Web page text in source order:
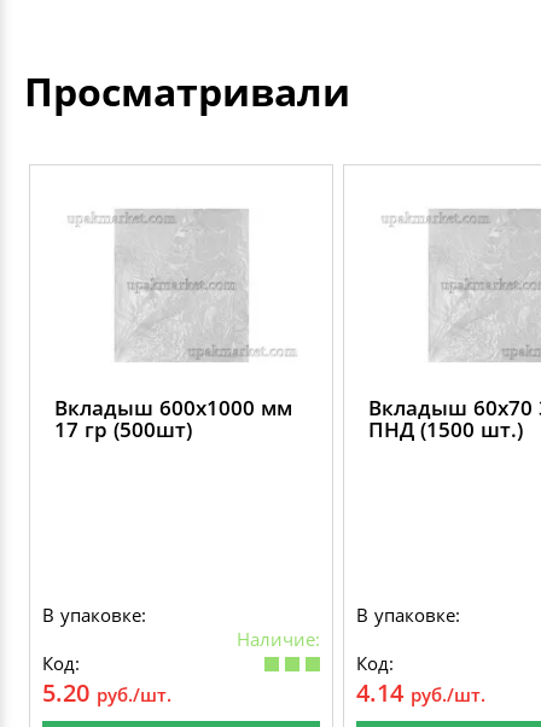
Просматривали
Вкладыш 600х1000 мм
17 гр (500шт)
В упаковке:
Наличие:
Код:
5.20 руб./шт.
Вкладыш 60х70
ПНД (1500 шт.)
В упаковке:
Код:
4.14 руб./шт.